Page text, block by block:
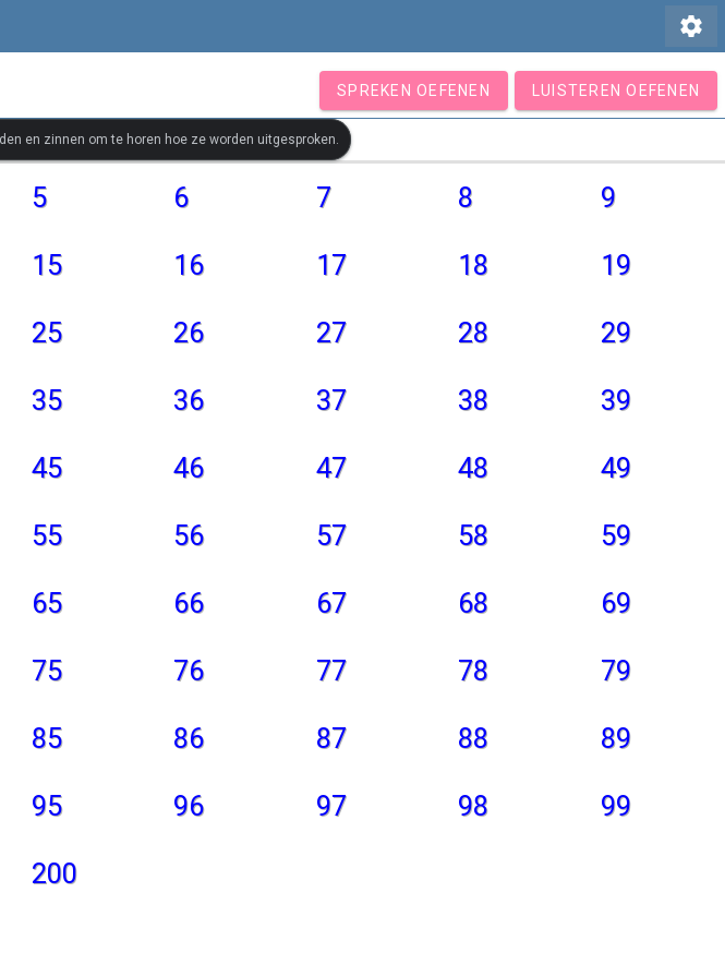
settings
SPREKEN OEFENEN LUISTEREN OEFENEN
en zinnen om te horen hoe ze worden uitgesproken.
5 6 7 8 9
15 16 17 18 19
25 26 27 28 29
35 36 37 38 39
45 46 47 48 49
55 56 57 58 59
65 66 67 68 69
75 76 77 78 79
85 86 87 88 89
95 96 97 98 99
200